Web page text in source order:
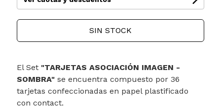
SIN STOCK
El Set "TARJETAS ASOCIACIÓN IMAGEN -
SOMBRA" se encuentra compuesto por 36
tarjetas confeccionadas en papel plastificado
con contact.